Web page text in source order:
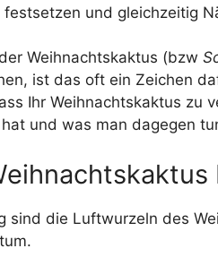
und gleichzeitig
Weihnachtskaktus (bzw
ist das oft ein Zeichen
Ihr Weihnachtskaktus zu
und was man dagegen
sind die Luftwurzeln des